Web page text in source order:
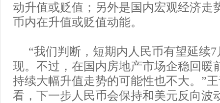
动升值或贬值；另外是国内宏观经济走
币内在升值或贬值动能。
“我们判断，短期内人民币有望延续
现。不过，在国内房地产市场企稳回暖
持续大幅升值走势的可能性也不大。”
看，下一步人民币会保持和美元反向波